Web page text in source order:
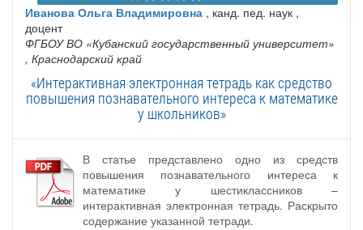
Иванова Ольга Владимировна , канд. пед. наук ,
доцент
ФГБОУ ВО «Кубанский государственный университет»
, Краснодарский край
«Интерактивная электронная тетрадь как средство
повышения познавательного интереса к математике
у школьников»
В статье представлено одно из средств
повышения познавательного интереса к
математике у шестиклассников –
интерактивная электронная тетрадь. Раскрыто
содержание указанной тетради.